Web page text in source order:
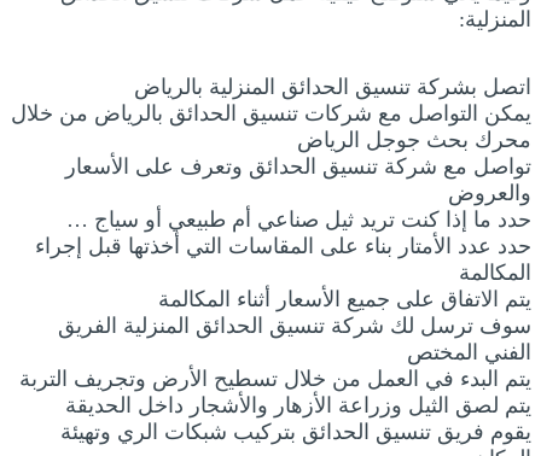
المنزلية:
اتصل بشركة تنسيق الحدائق المنزلية بالرياض
يمكن التواصل مع شركات تنسيق الحدائق بالرياض من خلال
محرك بحث جوجل الرياض
تواصل مع شركة تنسيق الحدائق وتعرف على الأسعار
والعروض
حدد ما إذا كنت تريد ثيل صناعي أم طبيعي أو سياج …
حدد عدد الأمتار بناء على المقاسات التي أخذتها قبل إجراء
المكالمة
يتم الاتفاق على جميع الأسعار أثناء المكالمة
سوف ترسل لك شركة تنسيق الحدائق المنزلية الفريق
الفني المختص
يتم البدء في العمل من خلال تسطيح الأرض وتجريف التربة
يتم لصق الثيل وزراعة الأزهار والأشجار داخل الحديقة
يقوم فريق تنسيق الحدائق بتركيب شبكات الري وتهيئة